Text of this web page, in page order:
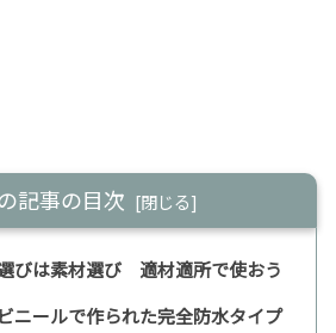
記事の目次
びは素材選び 適材適所で使おう
ニールで作られた完全防水タイプ